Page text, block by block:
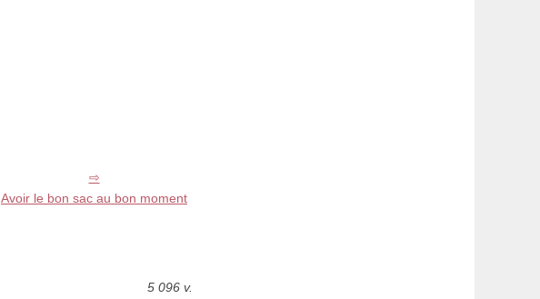
Avoir le bon sac au bon moment
5 096 v.